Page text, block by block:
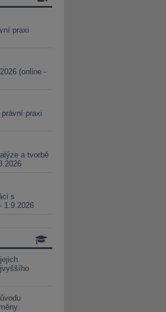
praxi
(online -
právní praxi
a tvorbě
s
1.9.2026